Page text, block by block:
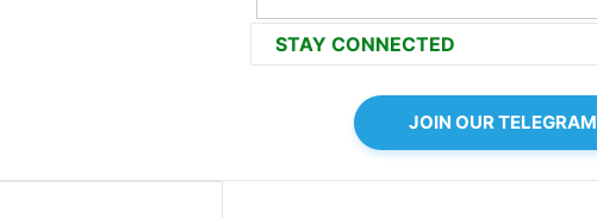
STAY CONNECTED
JOIN OUR TELEGRAM